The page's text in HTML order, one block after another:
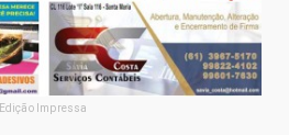
Edição Impressa